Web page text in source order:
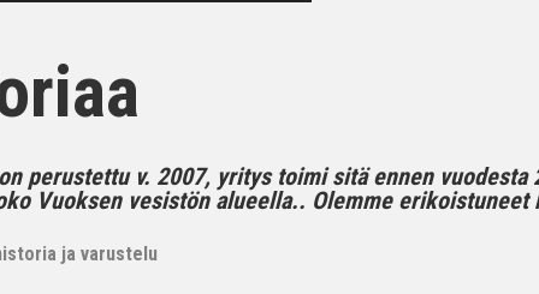
perustettu v. 2007, yritys toimi sitä ennen
Vuoksen vesistön alueella.. Olemme
ja varustelu